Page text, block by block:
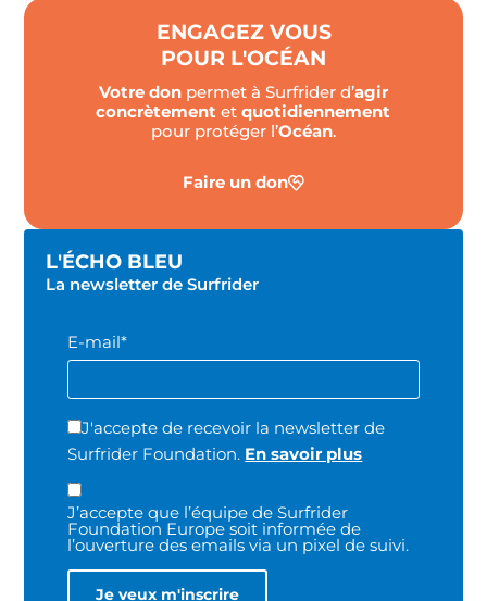
ENGAGEZ VOUS
POUR L'OCÉAN
Votre donpermet à Surfrider d’agir
concrètement etquotidiennement
pour protéger l’Océan.
Faire un don
L'ÉCHO BLEU
La newsletter de Surfrider
E-mail*
J'accepte de recevoir la newsletter de
Surfrider Foundation. En savoir plus
J’accepte que l’équipe de Surfrider
Foundation Europe soit informée de
l’ouverture des emails via un pixel de suivi.